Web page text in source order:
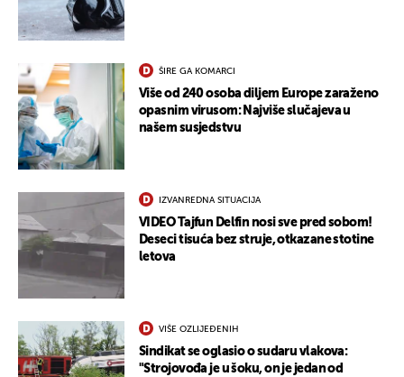
ŠIRE GA KOMARCI
Više od 240 osoba diljem Europe zaraženo
opasnim virusom: Najviše slučajeva u
našem susjedstvu
IZVANREDNA SITUACIJA
VIDEO Tajfun Delfin nosi sve pred sobom!
Deseci tisuća bez struje, otkazane stotine
letova
VIŠE OZLIJEĐENIH
Sindikat se oglasio o sudaru vlakova:
"Strojovođa je u šoku, on je jedan od